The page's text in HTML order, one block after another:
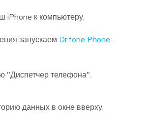
iPhone к компьютеру.
запускаем Dr.fone Phone
"Диспетчер телефона".
данных в окне вверху.